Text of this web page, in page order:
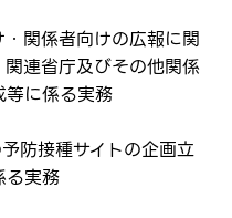
をみて
をみて
要です
関係者向けの広報に関
連省庁及びその他関係
に係る実務
防接種サイトの企画立
る実務